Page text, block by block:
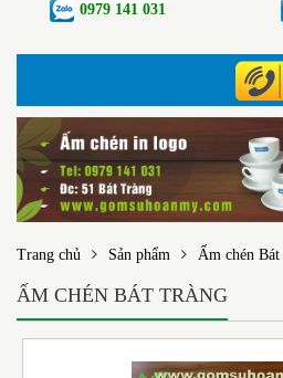
0979 141 031
Trang chủ Sản phẩm Ấm chén
ẤM CHÉN BÁT TRÀNG